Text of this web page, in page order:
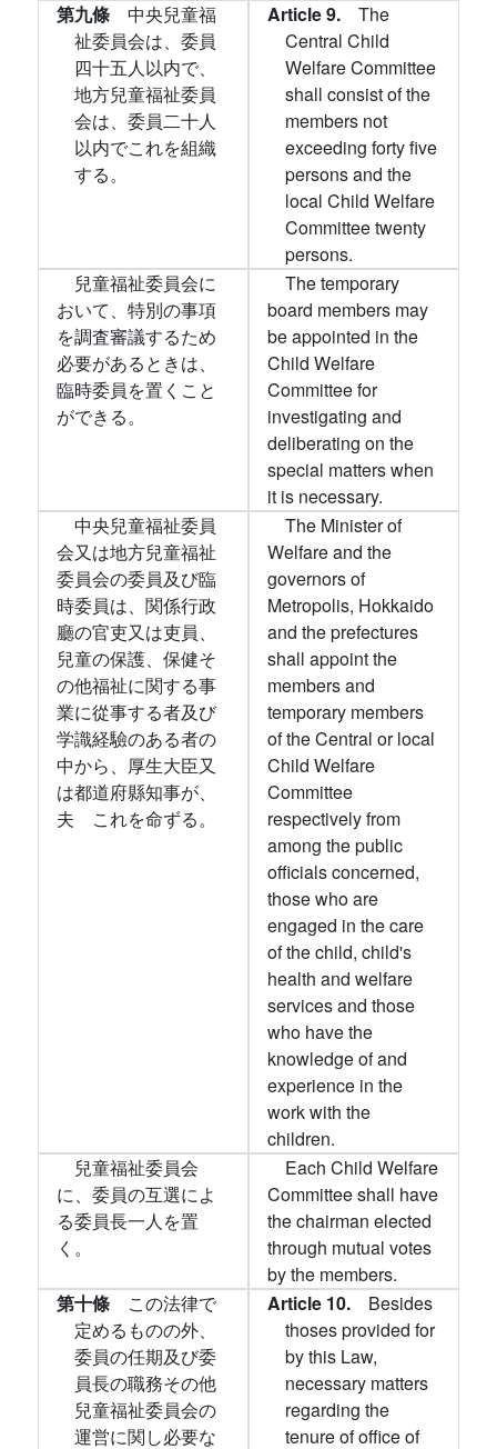
第九條 中央兒童福
祉委員会は、委員
四十五人以内で、
地方兒童福祉委員
会は、委員二十人
以内でこれを組織
する。
Article 9. The
Central Child
Welfare Committee
shall consist of the
members not
exceeding forty five
persons and the
local Child Welfare
Committee twenty
persons.
兒童福祉委員会に
おいて、特別の事項
を調査審議するため
必要があるときは、
臨時委員を置くこと
ができる。
The temporary
board members may
be appointed in the
Child Welfare
Committee for
investigating and
deliberating on the
special matters when
it is necessary.
中央兒童福祉委員
会又は地方兒童福祉
委員会の委員及び臨
時委員は、関係行政
廳の官吏又は吏員、
兒童の保護、保健そ
の他福祉に関する事
業に從事する者及び
学識経驗のある者の
中から、厚生大臣又
は都道府縣知事が、
夫ゝこれを命ずる。
The Minister of
Welfare and the
governors of
Metropolis, Hokkaido
and the prefectures
shall appoint the
members and
temporary members
of the Central or local
Child Welfare
Committee
respectively from
among the public
officials concerned,
those who are
engaged in the care
of the child, child's
health and welfare
services and those
who have the
knowledge of and
experience in the
work with the
children.
兒童福祉委員会
に、委員の互選によ
る委員長一人を置
く。
Each Child Welfare
Committee shall have
the chairman elected
through mutual votes
by the members.
第十條 この法律で
定めるものの外、
委員の任期及び委
員長の職務その他
兒童福祉委員会の
運営に関し必要な
Article 10. Besides
thoses provided for
by this Law,
necessary matters
regarding the
tenure of office of